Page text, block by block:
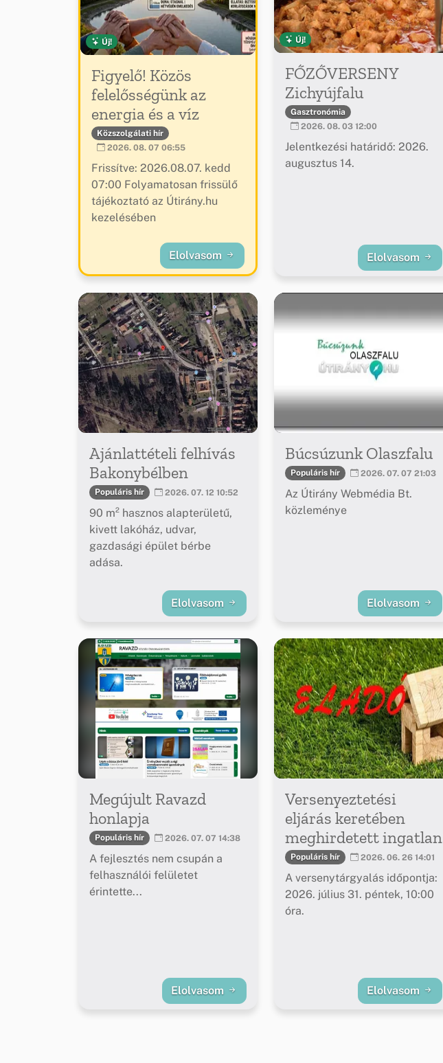
Új!
Figyelő! Közös
felelősségünk az
energia és a víz
Közszolgálati hír
2026. 08. 07 06:55
Frissítve: 2026.08.07. kedd
07:00 Folyamatosan frissülő
tájékoztató az Útirány.hu
kezelésében
Elolvasom
Új!
FŐZŐVERSENY
Zichyújfalu
Gasztronómia
2026. 08. 03 12:00
Jelentkezési határidő: 2026.
augusztus 14.
Elolvasom
Ajánlattételi felhívás
Bakonybélben
Populáris hír 2026. 07. 12 10:52
90 m² hasznos alapterületű,
kivett lakóház, udvar,
gazdasági épület bérbe
adása.
Elolvasom
Búcsúzunk Olaszfalu
Populáris hír 2026. 07. 07 21:03
Az Útirány Webmédia Bt.
közleménye
Elolvasom
Megújult Ravazd
honlapja
Populáris hír 2026. 07. 07 14:38
A fejlesztés nem csupán a
felhasználói felületet
érintette...
Elolvasom
Versenyeztetési
eljárás keretében
meghirdetett ingatlan
Populáris hír 2026. 06. 26 14:01
A versenytárgyalás időpontja:
2026. július 31. péntek, 10:00
óra.
Elolvasom